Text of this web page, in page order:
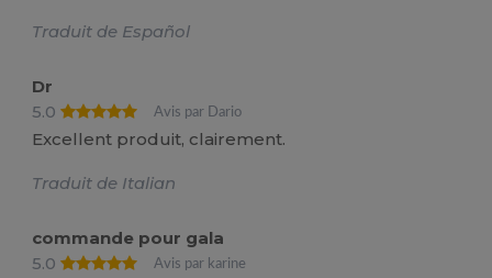
Traduit de Español
Dr
5.0
Avis par Dario
Excellent produit, clairement.
Traduit de Italian
commande pour gala
5.0
Avis par karine